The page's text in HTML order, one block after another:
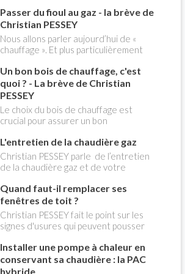
creuses" qui concerne près de 15
millions de Français !
panique, on fait le point dans notre
flash news n°3 spéciale Amiante et
ses dangers avec Christian Pessey
Passer du fioul au gaz - la brève de
Christian PESSEY
Nous allons parler aujourd’hui de «
chauffage ». Et plus particulièrement
aborder l’abandon du fioul au profit du
gaz.
Un bon bois de chauffage, c'est
quoi ? - La brève de Christian
PESSEY
Le choix du bois de chauffage est
crucial pour assurer un bon
l'impact environnemental. Mais
comment reconnaître un bois de
qualité ? Plusieurs critères entrent en
jeu : le type d'essence, le taux
d'humidité, la densité et la saison de
coupe.
L'entretien de la chaudière gaz
Christian PESSEY parle de l’entretien
de la chaudière gaz et de votre
avez un système par radiateurs ou un
plancher chauffant, qui sont alimentés
par une chaudière au gaz, vous devez
faire entretenir celle-ci une fois par
an, que vous soyez locataire ou
propriétaire occupant. C’est la même
chose pour un chauffe-bains au gaz.
C’est une obligation légale. Si vous ne
Quand faut-il remplacer ses
fenêtres de toit ?
Christian PESSEY fait le point sur les
signes d'usures qui peuvent pousser
toit. En remplaçant vos fenêtre de toit
vous ferez des économies de
chauffage et vous améliorerez le
Installer une pompe à chaleur en
conservant sa chaudière : la PAC
hybride